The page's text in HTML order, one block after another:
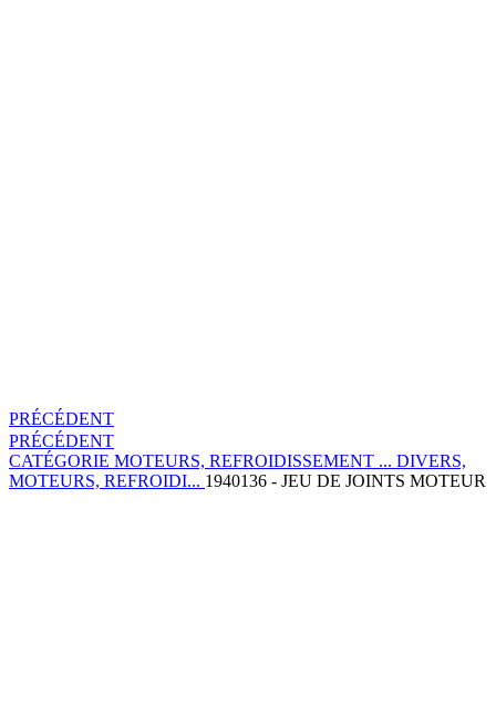
PRÉCÉDENT
PRÉCÉDENT
CATÉGORIE MOTEURS, REFROIDISSEMENT ... DIVERS,
MOTEURS, REFROIDI... 1940136 - JEU DE JOINTS MOTEUR